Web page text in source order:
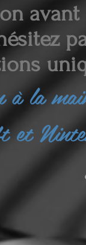
avant
à la
et